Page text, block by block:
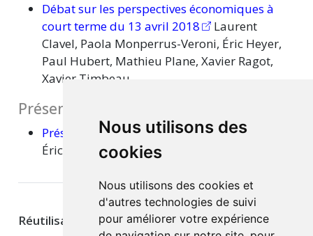
Nous utilisons des
cookies
Nous utilisons des cookies et
d'autres technologies de suivi
pour améliorer votre expérience
Débat sur les perspectives économiques à
court terme du 13 avril 2018
Laurent
Clavel, Paola Monperrus-Veroni, Éric Heyer,
Paul Hubert, Mathieu Plane, Xavier Ragot,
Xavier Timbeau
Présentation à la presse
Présentation à la presse
Christophe Blot,
Éric Heyer, Mathieu Plane, Xavier Timbeau
Réutilisation